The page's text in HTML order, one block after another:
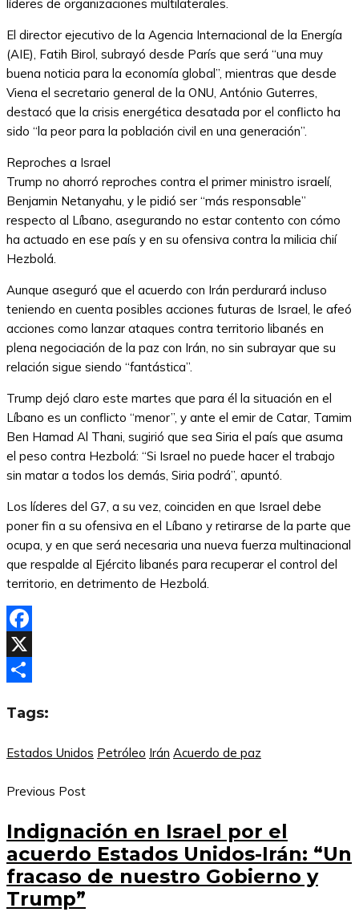
líderes de organizaciones multilaterales.
El director ejecutivo de la Agencia Internacional de la Energía
(AIE), Fatih Birol, subrayó desde París que será “una muy
buena noticia para la economía global”, mientras que desde
Viena el secretario general de la ONU, António Guterres,
destacó que la crisis energética desatada por el conflicto ha
sido “la peor para la población civil en una generación”.
Reproches a Israel
Trump no ahorró reproches contra el primer ministro israelí,
Benjamin Netanyahu, y le pidió ser “más responsable”
respecto al Líbano, asegurando no estar contento con cómo
ha actuado en ese país y en su ofensiva contra la milicia chií
Hezbolá.
Aunque aseguró que el acuerdo con Irán perdurará incluso
teniendo en cuenta posibles acciones futuras de Israel, le afeó
acciones como lanzar ataques contra territorio libanés en
plena negociación de la paz con Irán, no sin subrayar que su
relación sigue siendo “fantástica”.
Trump dejó claro este martes que para él la situación en el
Líbano es un conflicto “menor”, y ante el emir de Catar, Tamim
Ben Hamad Al Thani, sugirió que sea Siria el país que asuma
el peso contra Hezbolá: “Si Israel no puede hacer el trabajo
sin matar a todos los demás, Siria podrá”, apuntó.
Los líderes del G7, a su vez, coinciden en que Israel debe
poner fin a su ofensiva en el Líbano y retirarse de la parte que
ocupa, y en que será necesaria una nueva fuerza multinacional
que respalde al Ejército libanés para recuperar el control del
territorio, en detrimento de Hezbolá.
Facebook
X
Tags:
Estados Unidos Petróleo Irán Acuerdo de paz
Previous Post
Indignación en Israel por el
acuerdo Estados Unidos-Irán: “Un
fracaso de nuestro Gobierno y
Trump”